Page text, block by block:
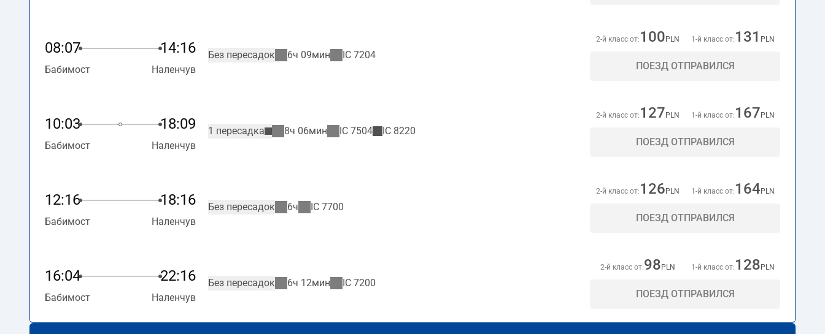
08:07 14:16
Бабимост Наленчув
Без пересадок 6ч 09мин IC 7204
2-й класс от: 100 PLN 1-й класс от: 131 PLN
ПОЕЗД ОТПРАВИЛСЯ
10:03 18:09
Бабимост Наленчув
1 пересадка 8ч 06мин IC 7504 IC 8220
2-й класс от: 127 PLN 1-й класс от: 167 PLN
ПОЕЗД ОТПРАВИЛСЯ
12:16 18:16
Бабимост Наленчув
Без пересадок 6ч IC 7700
2-й класс от: 126 PLN 1-й класс от: 164 PLN
ПОЕЗД ОТПРАВИЛСЯ
16:04 22:16
Бабимост Наленчув
Без пересадок 6ч 12мин IC 7200
2-й класс от:98 PLN 1-й класс от: 128 PLN
ПОЕЗД ОТПРАВИЛСЯ